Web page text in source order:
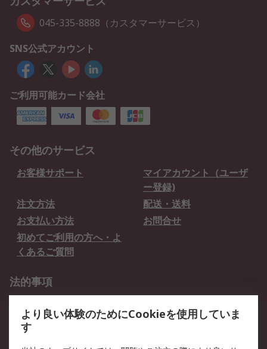
045-335-8888（カスタマーサービス）
SNS公式アカウント
ご利用可能カード会社
その他のサービス
お客様サポート
マイアカウント（ユーザ
ー登録)
注文方法
配送・送料
お支払い方法
お問合せ
初めてご利用の方へ・よ
くあるご質問
法的事項
クッキーポリシー
より良い体験のためにCookieを使用していま
す